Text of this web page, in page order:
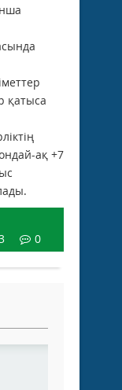
қатыса
ақ +7
0